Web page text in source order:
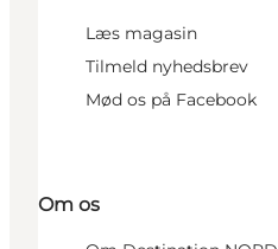
Læs magasin
Tilmeld nyhedsbrev
Mød os på Facebook
Om os